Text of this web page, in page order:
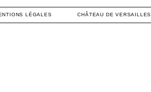
LÉGALES CHÂTEAU DE VERSAILLES